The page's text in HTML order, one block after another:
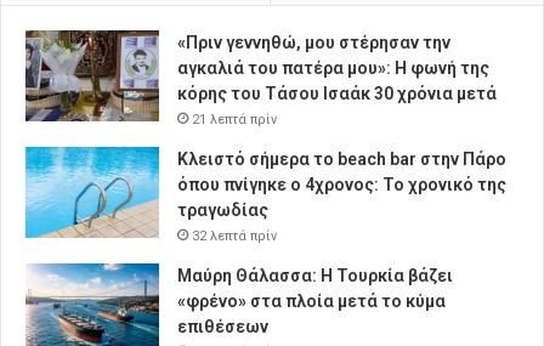
«Πριν γεννηθώ, μου στέρησαν την
αγκαλιά του πατέρα μου»: Η φωνή της
κόρης του Τάσου Ισαάκ 30 χρόνια μετά
21 λεπτά πρίν
Κλειστό σήμερα το beach bar στην Πάρο
όπου πνίγηκε ο 4χρονος: Το χρονικό της
τραγωδίας
32 λεπτά πρίν
Μαύρη Θάλασσα: Η Τουρκία βάζει
«φρένο» στα πλοία μετά το κύμα
επιθέσεων